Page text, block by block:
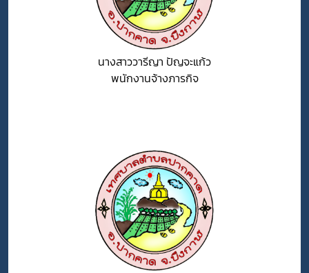
นางสาววารีญา ปัญจะแก้ว
พนักงานจ้างภารกิจ